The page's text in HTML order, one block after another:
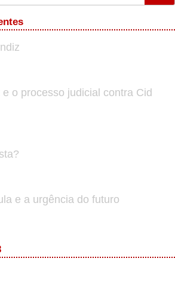
o processo judicial contra Cid
e a urgência do futuro